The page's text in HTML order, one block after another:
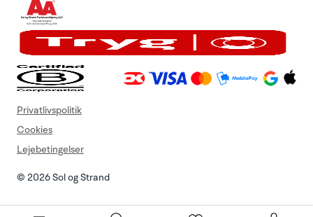
© 2026 Sol og Strand
Privatlivspolitik
Cookies
Lejebetingelser